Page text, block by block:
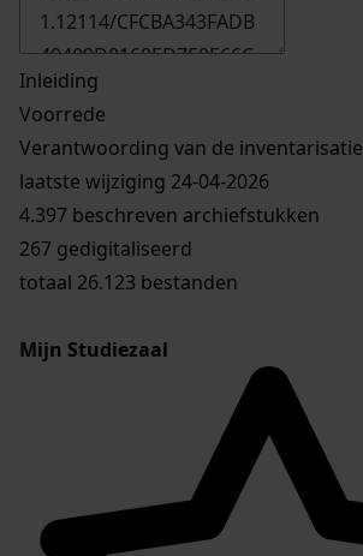
Inleiding
Voorrede
Verantwoording van de inventarisatie
laatste wijziging 24-04-2026
4.397 beschreven archiefstukken
267 gedigitaliseerd
totaal 26.123 bestanden
Mijn Studiezaal